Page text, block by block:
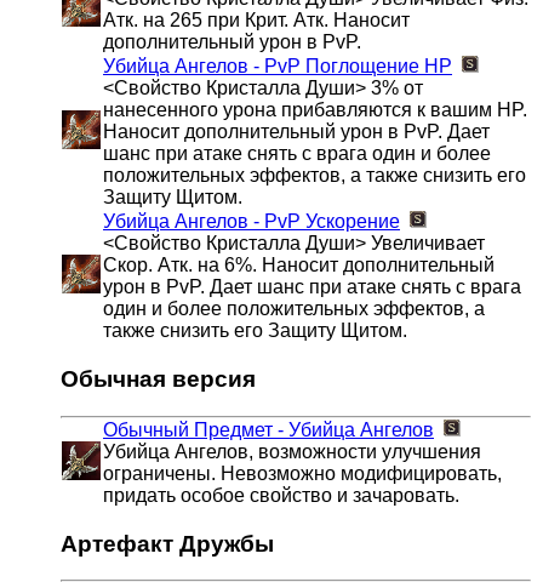
Атк. на 265 при Крит. Атк. Наносит
дополнительный урон в PvP.
Убийца Ангелов - PvP Поглощение HP
<Свойство Кристалла Души> 3% от
нанесенного урона прибавляются к вашим HP.
Наносит дополнительный урон в PvP. Дает
шанс при атаке снять с врага один и более
положительных эффектов, а также снизить его
Защиту Щитом.
Убийца Ангелов - PvP Ускорение
<Свойство Кристалла Души> Увеличивает
Скор. Атк. на 6%. Наносит дополнительный
урон в PvP. Дает шанс при атаке снять с врага
один и более положительных эффектов, а
также снизить его Защиту Щитом.
Обычная версия
Обычный Предмет - Убийца Ангелов
Убийца Ангелов, возможности улучшения
ограничены. Невозможно модифицировать,
придать особое свойство и зачаровать.
Артефакт Дружбы